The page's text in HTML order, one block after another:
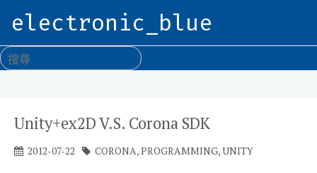
electronic_blue
Unity+ex2D V.S. Corona SDK
2012-07-22 CORONA,PROGRAMMING,UNITY